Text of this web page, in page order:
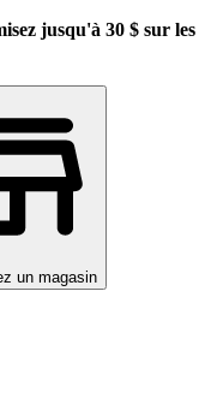
jusqu'à 30 $ sur
un magasin